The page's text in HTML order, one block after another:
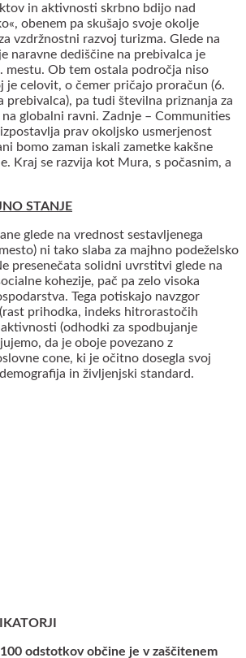
in aktivnosti skrbno bdijo nad
obenem pa skušajo svoje okolje
vzdržnostni razvoj turizma. Glede na
naravne dediščine na prebivalca je
mestu. Ob tem ostala področja niso
je celovit, o čemer pričajo proračun (6.
prebivalca), pa tudi številna priznanja za
globalni ravni. Zadnje – Communities
prav okoljsko usmerjenost
bomo zaman iskali zametke kakšne
Kraj se razvija kot Mura, s počasnim, a
STANJE
glede na vrednost sestavljenega
ni tako slaba za majhno podeželsko
presenečata solidni uvrstitvi glede na
kohezije, pač pa zelo visoka
Tega potiskajo navzgor
prihodka, indeks hitrorastočih
(odhodki za spodbujanje
da je oboje povezano z
cone, ki je očitno dosegla svoj
in življenjski standard.
odstotkov občine je v zaščitenem